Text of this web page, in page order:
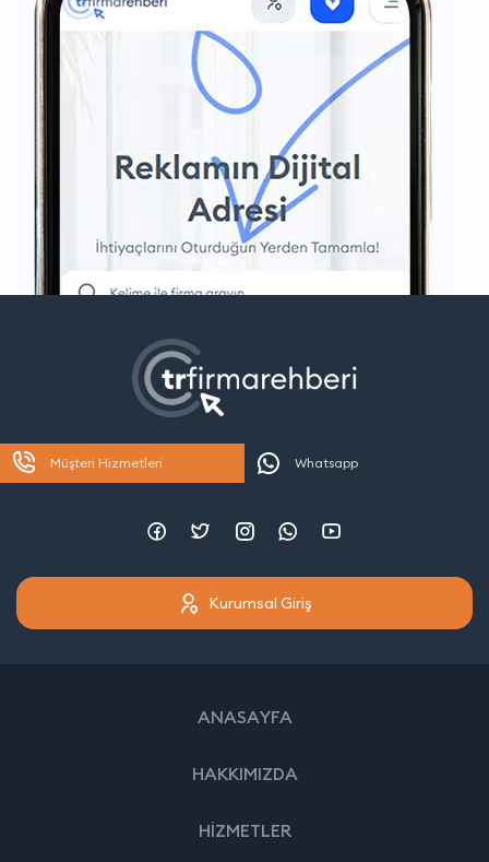
Müşteri Hizmetleri Whatsapp
Kurumsal Giriş
ANASAYFA
HAKKIMIZDA
HİZMETLER